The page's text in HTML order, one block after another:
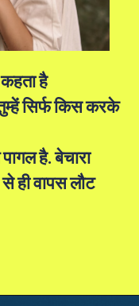
है
सिर्फ किस करके
है. बेचारा
ही वापस लौट